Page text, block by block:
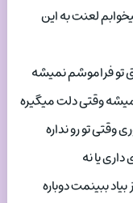
لعنت به این
تو فراموشم نمیشه
وقتی دلت میگیره
وقتی تو رو نداره
یا نه
ببینمت دوباره